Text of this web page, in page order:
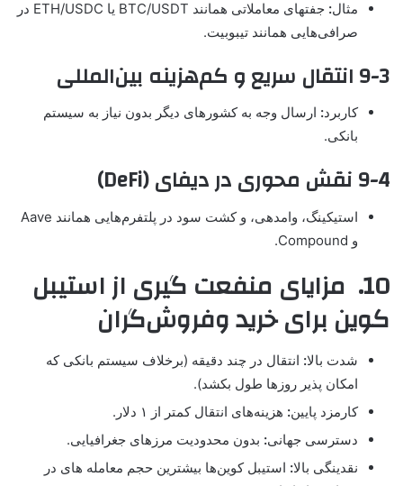
مثال:
جفتهای معاملاتی همانند BTC/USDT یا ETH/USDC در
صرافی‌هایی همانند تیبوبیت.
9-3 انتقال سریع و کم‌هزینه بین‌المللی
کاربرد: ارسال وجه به کشورهای دیگر بدون نیاز به سیستم
بانکی.
9-4 نقش محوری در دیفای (DeFi)
استیکینگ، وامدهی، و کشت سود در پلتفرم‌هایی همانند Aave
و Compound.
10. مزایای منفعت گیری از استیبل
کوین برای خرید وفروش‌گران
شدت بالا: انتقال در چند دقیقه (برخلاف سیستم بانکی که
امکان پذیر روزها طول بکشد).
کارمزد پایین: هزینه‌های انتقال کمتر از ۱ دلار.
دسترسی جهانی: بدون محدودیت مرزهای جغرافیایی.
نقدینگی بالا: استیبل کوین‌ها بیشترین حجم معامله های در